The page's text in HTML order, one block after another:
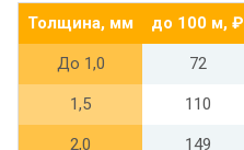
Толщина, мм до 100 м, ₽
До 1,0 72
1,5 110
2,0 149